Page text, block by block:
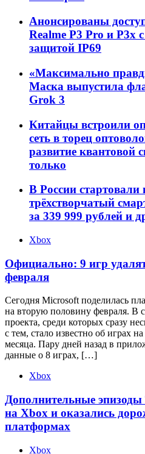
Анонсированы
Realme P3 Pro и P3x
защитой IP69
«Максимально
Маска выпустила
Grok 3
Китайцы встроили
сеть в торец
развитие квантовой
только
В России стартовали
трёхстворчатый
за 339 999 рублей и
Xbox
Официально: 9 игр
февраля
Сегодня Microsoft поделилась
на вторую половину февраля. В
проекта, среди которых сразу
с тем, стало известно об играх
месяца. Пару дней назад в
данные о 8 играх, […]
Xbox
Дополнительные
на Xbox и оказались
платформах
Xbox